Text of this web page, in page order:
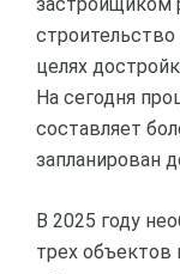
целях
На сегодня
составляет
запланирован
В 2025 году
трех объектов